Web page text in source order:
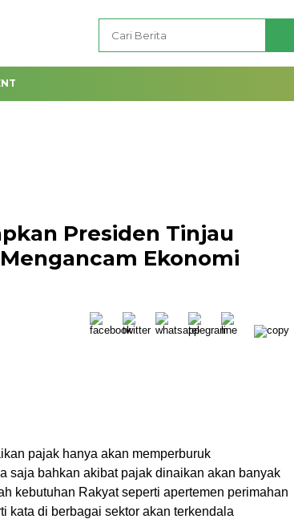
Presiden Tinjau
Ekonomi
pajak hanya akan memperburuk
saja bahkan akibat pajak dinaikan akan banyak
kebutuhan Rakyat seperti apertemen perimahan
kata di berbagai sektor akan terkendala